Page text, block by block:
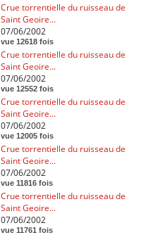
Crue torrentielle du ruisseau de
Saint Geoire...
07/06/2002
vue 12618 fois
Crue torrentielle du ruisseau de
Saint Geoire...
07/06/2002
vue 12552 fois
Crue torrentielle du ruisseau de
Saint Geoire...
07/06/2002
vue 12005 fois
Crue torrentielle du ruisseau de
Saint Geoire...
07/06/2002
vue 11816 fois
Crue torrentielle du ruisseau de
Saint Geoire...
07/06/2002
vue 11761 fois